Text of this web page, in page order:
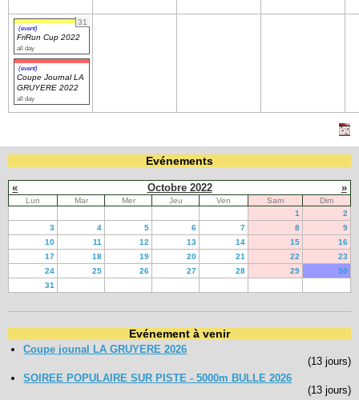
31
(event)
FriRun Cup 2022
all day
(event)
Coupe Journal LA
GRUYERE 2022
all day
Evénements
« Octobre 2022 »
Lun Mar Mer Jeu Ven Sam
Dim
1
2
3
4 5 6 7 8
9
10
11 12 13 14 15
16
17
18 19 20 21 22
23
24
25 26 27 28 29
30
31
Evénement à venir
Coupe jounal LA GRUYERE 2026
(13 jours)
SOIREE POPULAIRE SUR PISTE - 5000m BULLE 2026
(13 jours)